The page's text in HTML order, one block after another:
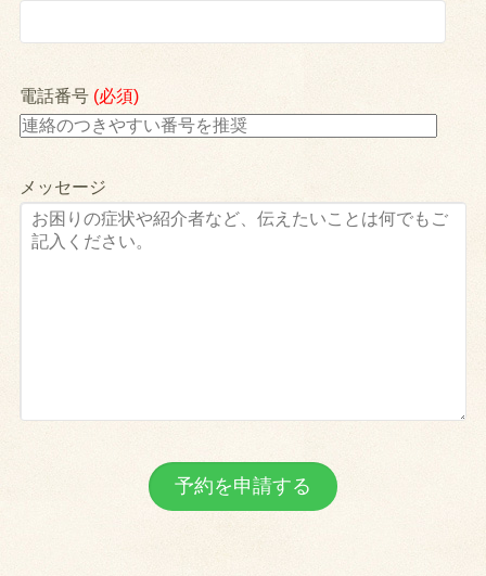
電話番号 (必須)
メッセージ